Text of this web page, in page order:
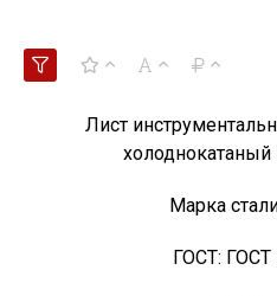
Лист
Марка
ГОСТ: ГОСТ